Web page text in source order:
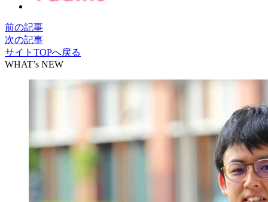
前の記事
次の記事
サイトTOPへ戻る
WHAT’s NEW